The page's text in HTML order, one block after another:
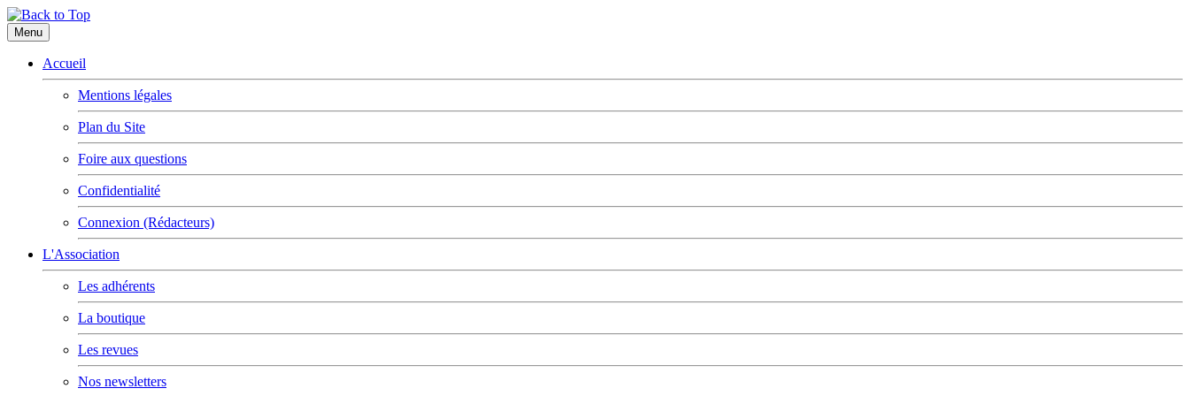
Menu
Accueil
Mentions légales
Plan du Site
Foire aux questions
Confidentialité
Connexion (Rédacteurs)
L'Association
Les adhérents
La boutique
Les revues
Nos newsletters